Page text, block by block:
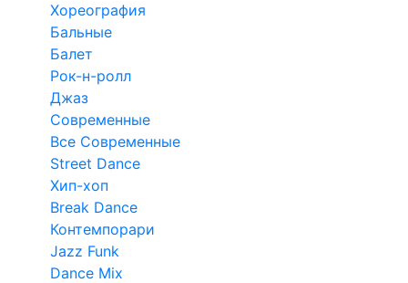
Хореография
Бальные
Балет
Рок-н-ролл
Джаз
Современные
Все Современные
Street Dance
Хип-хоп
Break Dance
Контемпорари
Jazz Funk
Dance Mix